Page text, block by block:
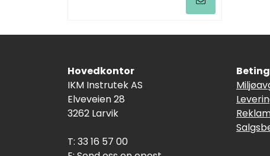
Hovedkontor
IKM Instrutek AS
Elveveien 28
3262 Larvik
T: 33 16 57 00